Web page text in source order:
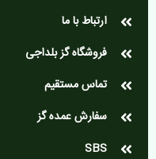
ارتباط با ما
فروشگاه گز بلداجی
تماس مستقیم
سفارش عمده گز
SBS